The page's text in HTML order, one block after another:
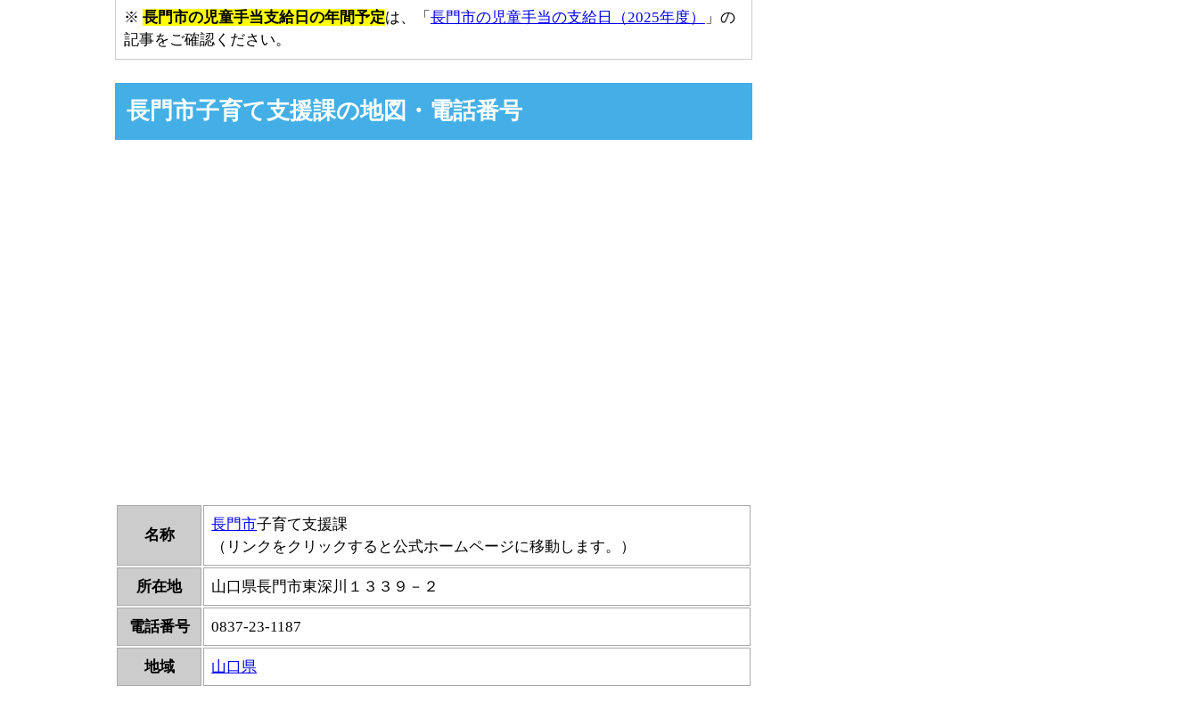
※ 長門市の児童手当支給日の年間予定は、「 長門市の児童手当の支給日（2025年度）
」の
記事をご確認ください。
長門市子育て支援課の地図・電話番号
名称
長門市子育て支援課
（リンクをクリックすると公式ホームページに移動します。）
所在地 山口県長門市東深川１３３９－２
電話番号 0837-23-1187
地域 山口県